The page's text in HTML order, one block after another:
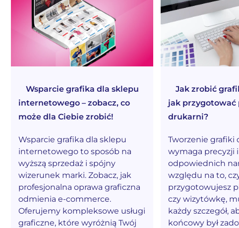
Wsparcie grafika dla sklepu
internetowego – zobacz, co
może dla Ciebie zrobić!
Wsparcie grafika dla sklepu
internetowego to sposób na
wyższą sprzedaż i spójny
wizerunek marki. Zobacz, jak
profesjonalna oprawa graficzna
odmienia e-commerce.
Oferujemy kompleksowe usługi
graficzne, które wyróżnią Twój
Jak zrobić
jak przygotować
drukarni?
Tworzenie grafiki
wymaga precyzji i
odpowiednich
względu na to,
przygotowujesz
czy wizytówkę,
każdy szczegół,
końcowy był